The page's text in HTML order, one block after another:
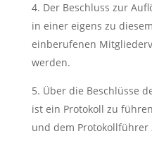
Der Beschluss zur
in einer eigens zu
einberufenen
werden.
Über die Beschlüsse
ist ein Protokoll zu
und dem